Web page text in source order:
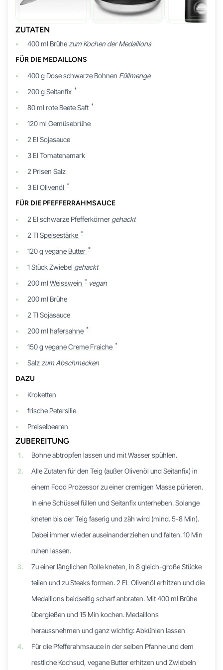
ZUTATEN
400ml Brühe zum Kochen der Medaillons
FÜR DIE MEDAILLONS
400g Doseschwarze Bohnen Füllmenge
200g Seitanfix *
80ml rote Beete Saft *
120ml Gemüsebrühe
2 El Sojasauce
3 El Tomatenamark
2 Prisen Salz
3 El Olivenöl *
FÜR DIE PFEFFERRAHMSAUCE
2 El schwarze Pfefferkörner gehackt
2 Tl Speisestärke *
120g vegane Butter *
1 StückZwiebel gehackt
200ml Weisswein * vegan
200ml Brühe
2 Tl Sojasauce
200ml hafersahne *
150g vegane Creme Fraiche *
Salz zum Abschmecken
DAZU
Kroketten
frische Petersilie
Preiselbeeren
ZUBEREITUNG
1.
Bohne abtropfen lassen und mit Wasser spühlen.
2.
Alle Zutaten für den Teig (außer Olivenöl und Seitanfix) in
einem Food Prozessor zu einer cremigen Masse pürieren.
In eine Schüssel füllen und Seitanfix unterheben. Solange
kneten bis der Teig faserig und zäh wird (mind. 5-8 Min).
Dabei immer wieder auseinanderziehen und falten. 10 Min
ruhen lassen.
3.
Zu einer länglichen Rolle kneten, in 8 gleich-große Stücke
teilen und zu Steaks formen. 2 EL Olivenöl erhitzen und die
Medaillons beidseitig scharf anbraten. Mit 400 ml Brühe
übergießen und 15 Min kochen. Medaillons
heraussnehmen und ganz wichtig: Abkühlen lassen
4.
Für die Pfefferahmsauce in der selben Pfanne und dem
restliche Kochsud, vegane Butter erhitzen und Zwiebeln